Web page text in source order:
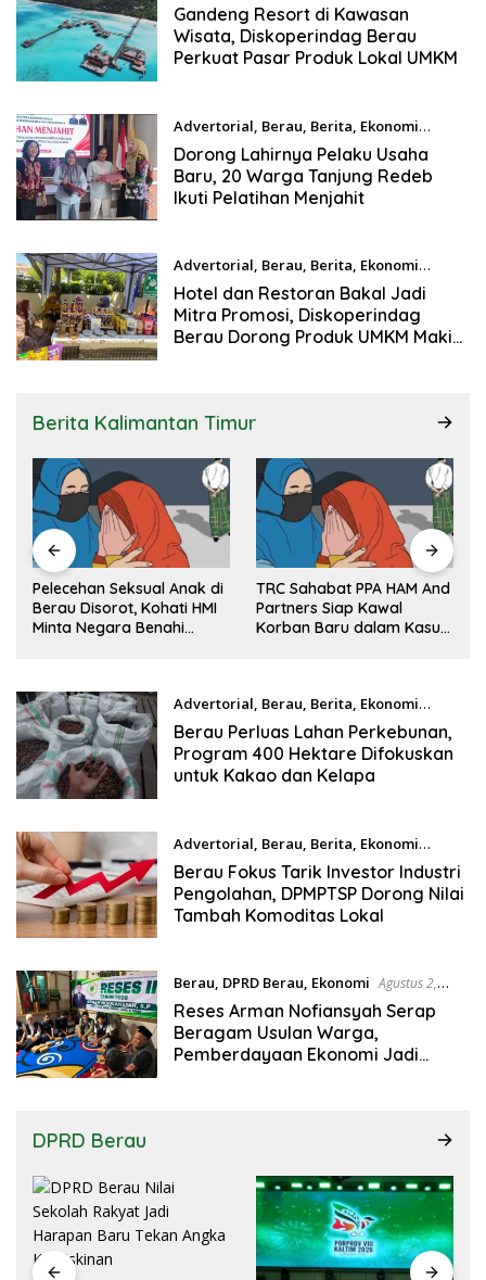
Agustus 4, 2026
Gandeng Resort di Kawasan
Wisata, Diskoperindag Berau
Perkuat Pasar Produk Lokal UMKM
Advertorial, Berau, Berita, Ekonomi
Agustus 4, 2026
Dorong Lahirnya Pelaku Usaha
Baru, 20 Warga Tanjung Redeb
Ikuti Pelatihan Menjahit
Advertorial, Berau, Berita, Ekonomi
Agustus 3, 2026
Hotel dan Restoran Bakal Jadi
Mitra Promosi, Diskoperindag
Berau Dorong Produk UMKM Makin
Berita Kalimantan Timur
Pelecehan Seksual Anak di
Berau Disorot, Kohati HMI
Minta Negara Benahi
TRC Sahabat PPA HAM And
Partners Siap Kawal
Korban Baru dalam Kasus
Advertorial, Berau, Berita, Ekonomi
Agustus 3, 2026
Berau Perluas Lahan Perkebunan,
Program 400 Hektare Difokuskan
untuk Kakao dan Kelapa
Advertorial, Berau, Berita, Ekonomi
Agustus 2, 2026
Berau Fokus Tarik Investor Industri
Pengolahan, DPMPTSP Dorong Nilai
Tambah Komoditas Lokal
Berau, DPRD Berau, Ekonomi Agustus 2,
2026
Reses Arman Nofiansyah Serap
Beragam Usulan Warga,
Pemberdayaan Ekonomi Jadi
DPRD Berau